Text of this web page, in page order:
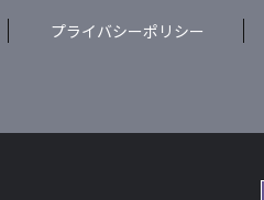
プライバシーポリシー